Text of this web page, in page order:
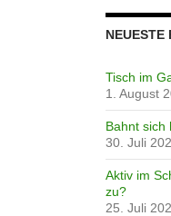
NEUESTE
Tisch im
1. August
Bahnt sich
30. Juli
Aktiv im
zu?
25. Juli